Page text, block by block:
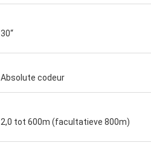
30“
Absolute codeur
2,0 tot 600m (facultatieve 800m)